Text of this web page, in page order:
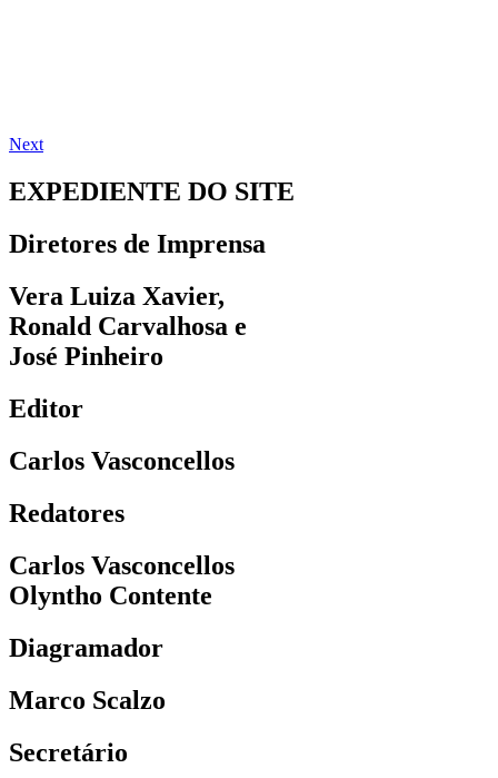
Next
EXPEDIENTE DO SITE
Diretores de Imprensa
Vera Luiza Xavier,
Ronald Carvalhosa e
José Pinheiro
Editor
Carlos Vasconcellos
Redatores
Carlos Vasconcellos
Olyntho Contente
Diagramador
Marco Scalzo
Secretário